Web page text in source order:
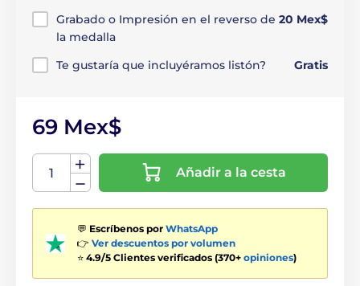
Grabado o Impresión en el reverso de
la medalla
20 Mex$
Te gustaría que incluyéramos listón? Gratis
69 Mex$
Añadir a la cesta
💬 Escríbenos por WhatsApp
👉 Ver descuentos por volumen
⭐ 4.9/5 Clientes verificados (370+ opiniones)